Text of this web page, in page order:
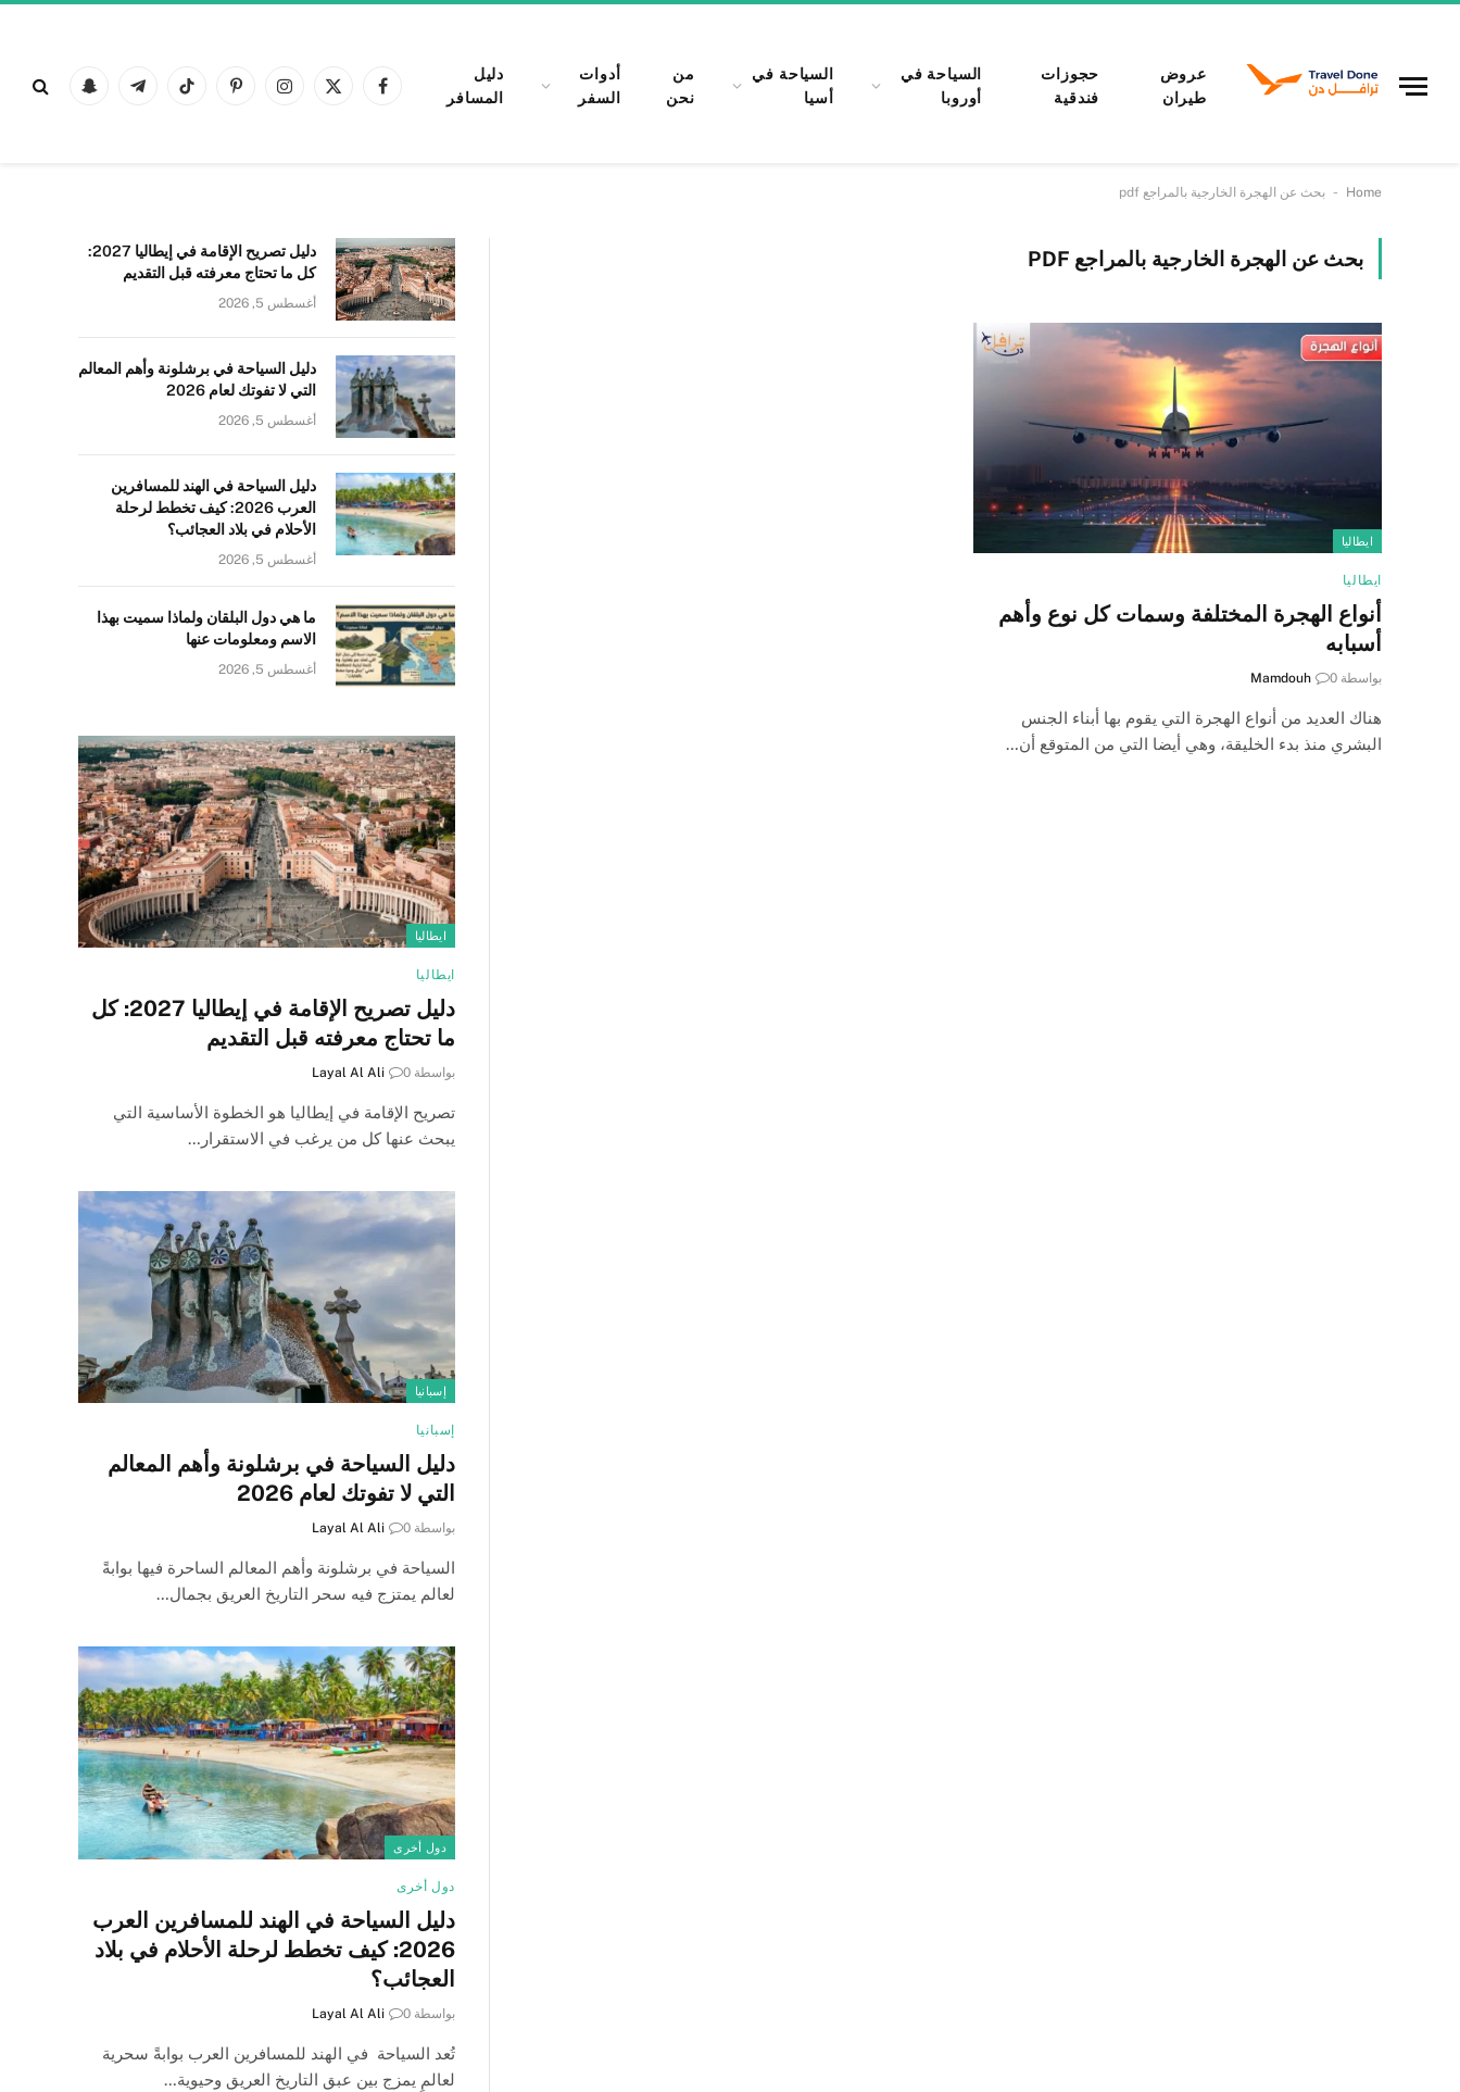
عروض
طيران
حجوزات
فندقية
السياحة في
أوروبا
السياحة في
أسيا
من
نحن
أدوات
السفر
دليل
المسافر
فيسبوكX
الانستغرامبينتيريستتيكتوك تيلقرام Snapchat
Home
- بحث عن الهجرة الخارجية بالمراجع pdf
بحث عن الهجرة الخارجية بالمراجع PDF
ايطاليا
ايطاليا
أنواع الهجرة المختلفة وسمات كل نوع وأهم
أسبابه
بواسطة Mamdouh 0
هناك العديد من أنواع الهجرة التي يقوم بها أبناء الجنس
البشري منذ بدء الخليقة، وهي أيضا التي من المتوقع أن…
دليل تصريح الإقامة في إيطاليا 2027:
كل ما تحتاج معرفته قبل التقديم
أغسطس 5, 2026
دليل السياحة في برشلونة وأهم المعالم
التي لا تفوتك لعام 2026
أغسطس 5, 2026
دليل السياحة في الهند للمسافرين
العرب 2026: كيف تخطط لرحلة
الأحلام في بلاد العجائب؟
أغسطس 5, 2026
ما هي دول البلقان ولماذا سميت بهذا
الاسم ومعلومات عنها
أغسطس 5, 2026
ايطاليا
ايطاليا
دليل تصريح الإقامة في إيطاليا 2027: كل
ما تحتاج معرفته قبل التقديم
بواسطة Layal Al Ali 0
تصريح الإقامة في إيطاليا هو الخطوة الأساسية التي
يبحث عنها كل من يرغب في الاستقرار…
إسبانيا
إسبانيا
دليل السياحة في برشلونة وأهم المعالم
التي لا تفوتك لعام 2026
بواسطة Layal Al Ali 0
السياحة في برشلونة وأهم المعالم الساحرة فيها بوابةً
لعالم يمتزج فيه سحر التاريخ العريق بجمال…
دول أخرى
دول أخرى
دليل السياحة في الهند للمسافرين العرب
2026: كيف تخطط لرحلة الأحلام في بلاد
العجائب؟
بواسطة Layal Al Ali 0
تُعد السياحة في الهند للمسافرين العرب بوابةً سحرية
لعالمٍ يمزج بين عبق التاريخ العريق وحيوية…